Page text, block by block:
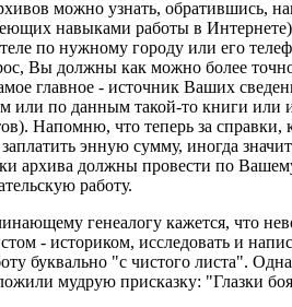
можно узнать, обратившись,
навыками работы в
по нужному городу или его
Вы должны как можно более точно
главное - источник Ваших
или по данным такой-то книги или
Напомню, что теперь за справки,
энную сумму, иногда
архива должны провести по
работу.
генеалогу кажется, что
- историком, исследовать и
буквально "с чистого листа".
мудрую присказку: "Глазки